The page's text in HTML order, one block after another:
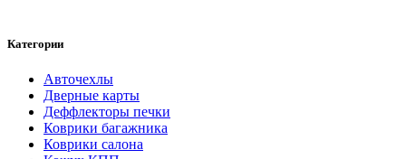
Категории
Авточехлы
Дверные карты
Деффлекторы печки
Коврики багажника
Коврики салона